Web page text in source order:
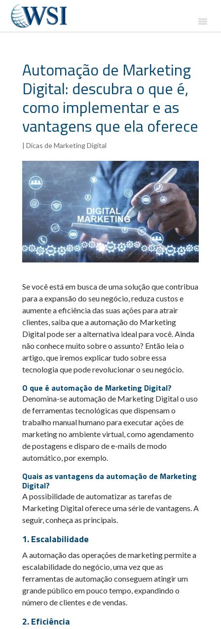
Automação de Marketing
Digital: descubra o que é,
como implementar e as
vantagens que ela oferece
| Dicas de Marketing Digital
Se você está em busca de uma solução que contribua
para a expansão do seu negócio, reduza custos e
aumente a eficiência das suas ações para atrair
clientes, saiba que a automação do Marketing
Digital pode ser a alternativa ideal para você. Ainda
não conhece muito sobre o assunto? Então leia o
artigo, que iremos explicar tudo sobre essa
tecnologia que pode revolucionar o seu negócio.
O que é automação de Marketing Digital?
Denomina-se automação de Marketing Digital o uso
de ferramentas tecnológicas que dispensam o
trabalho manual humano para executar ações de
marketing no ambiente virtual, como agendamento
de postagens e disparo de e-mails de modo
automático, por exemplo.
Quais as vantagens da automação de Marketing
Digital?
A possibilidade de automatizar as tarefas de
Marketing Digital oferece uma série de vantagens. A
seguir, conheça as principais.
1. Escalabilidade
A automação das operações de marketing permite a
escalabilidade do negócio, uma vez que as
ferramentas de automação conseguem atingir um
grande público em pouco tempo, expandindo o
número de clientes e de vendas.
2. Eficiência